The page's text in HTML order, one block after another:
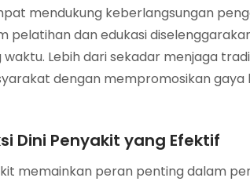
mendukung keberlangsungan
pelatihan dan edukasi
waktu. Lebih dari sekadar menjaga
dengan mempromosikan
Dini Penyakit yang Efektif
memainkan peran penting dalam